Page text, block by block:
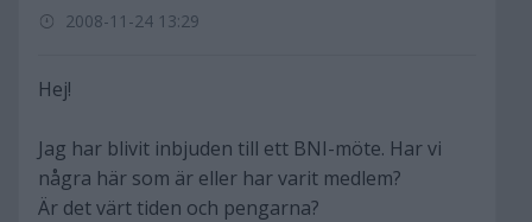
2008-11-24 13:29
Hej!
Jag har blivit inbjuden till ett BNI-möte. Har vi
några här som är eller har varit medlem?
Är det värt tiden och pengarna?